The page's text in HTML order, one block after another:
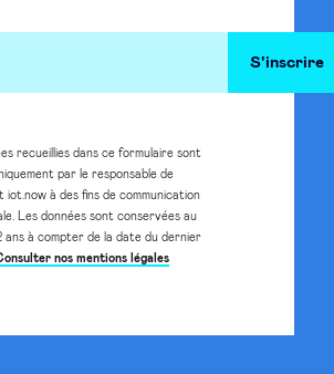
recueillies dans ce formulaire sont
par le responsable de
à des fins de communication
Les données sont conservées au
ans à compter de la date du dernier
nos mentions légales